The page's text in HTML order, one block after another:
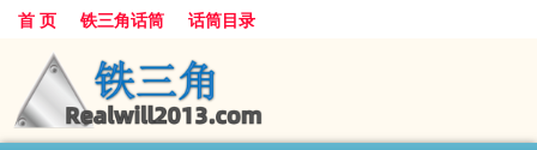
首 页 铁三角话筒 话筒目录